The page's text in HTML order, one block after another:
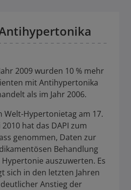
2009 wurden 10 % mehr
mit Antihypertonika
als im Jahr 2006.
Welt-Hypertonietag am 17.
2010 hat das DAPI zum
genommen, Daten zur
Behandlung
auszuwerten. Es
sich in den letzten Jahren
Anstieg der